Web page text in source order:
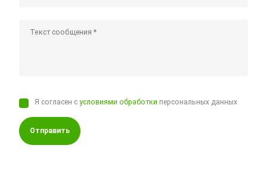
Я согласен сусловиями обработки персональных данных
Отправить